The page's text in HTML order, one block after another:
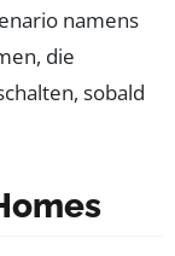
namens
die
sobald